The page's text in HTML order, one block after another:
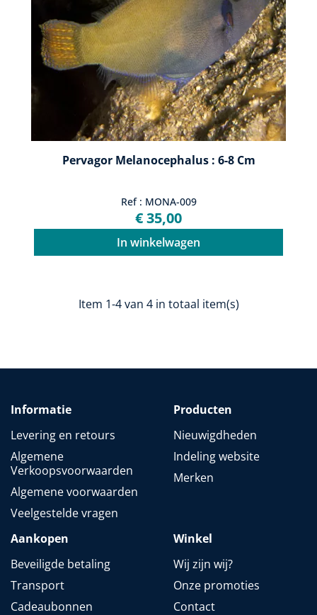
Pervagor Melanocephalus : 6-8 Cm
Ref : MONA-009
€ 35,00
In winkelwagen
Item 1-4 van 4 in totaal item(s)
Informatie
Levering en retours
Algemene
Verkoopsvoorwaarden
Algemene voorwaarden
Veelgestelde vragen
Producten
Nieuwigdheden
Indeling website
Merken
Aankopen
Beveiligde betaling
Transport
Cadeaubonnen
Winkel
Wij zijn wij?
Onze promoties
Contact